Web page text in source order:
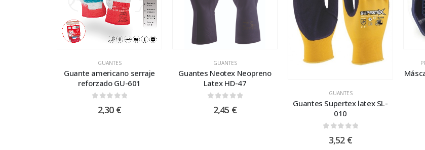
GUANTES
Guante americano serraje
reforzado GU-601
2,30 €
GUANTES
Guantes Neotex Neopreno
Latex HD-47
2,45 €
GUANTES
Guantes Supertex latex SL-
010
3,52 €